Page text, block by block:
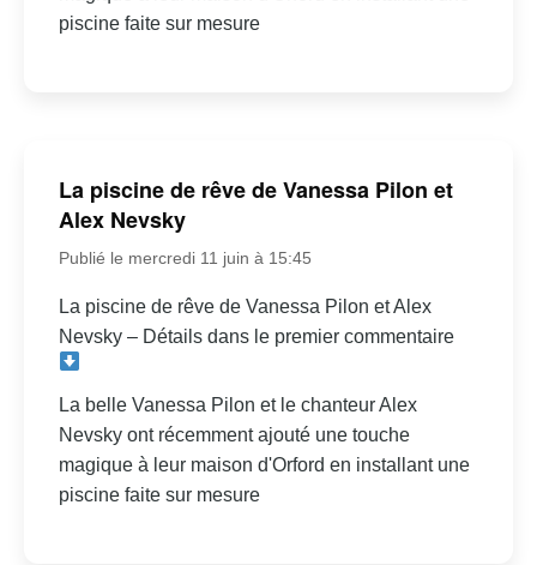
piscine faite sur mesure
La piscine de rêve de Vanessa Pilon et
Alex Nevsky
Publié le mercredi 11 juin à 15:45
La piscine de rêve de Vanessa Pilon et Alex
Nevsky – Détails dans le premier commentaire
La belle Vanessa Pilon et le chanteur Alex
Nevsky ont récemment ajouté une touche
magique à leur maison d'Orford en installant une
piscine faite sur mesure